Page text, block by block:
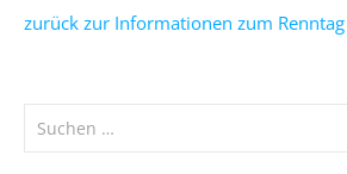
zurück zur Informationen zum Renntag